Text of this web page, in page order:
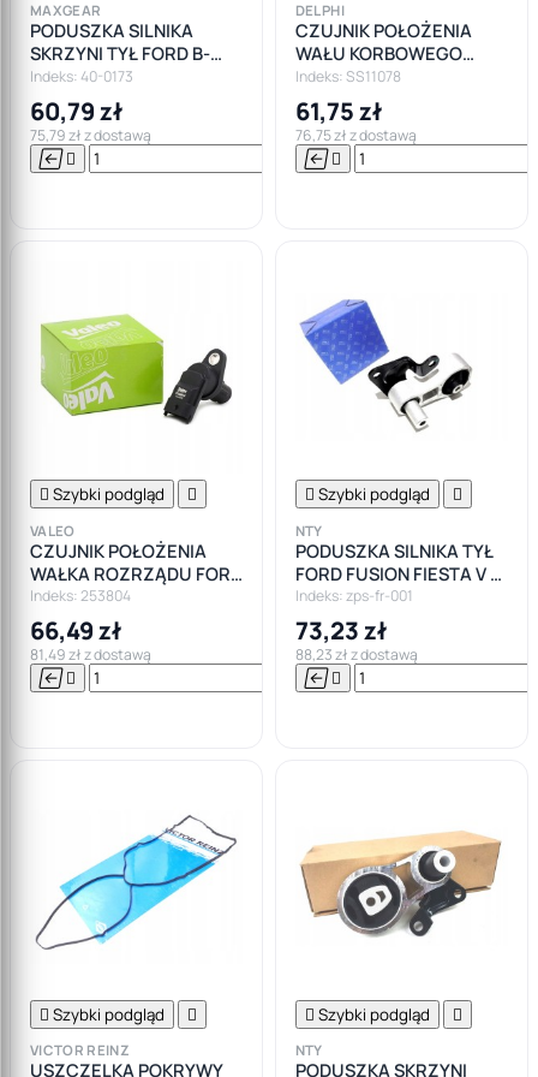
MAXGEAR
PODUSZKA SILNIKA
SKRZYNI TYŁ FORD B-
MAX FIESTA MK6 MK7
Indeks: 40-0173
60,79 zł
75,79 zł z dostawą
  

DELPHI
CZUJNIK POŁOŻENIA
WAŁU KORBOWEGO
FORD FOCUS FIESTA
MONDEO MAZDA VOLVO
Indeks: SS11078
61,75 zł
76,75 zł z dostawą
 
 Szybki podgląd 
VALEO
CZUJNIK POŁOŻENIA
WAŁKA ROZRZĄDU FORD
PEUGEOT CITROEN FIAT
OPEL
Indeks: 253804
66,49 zł
81,49 zł z dostawą
  

 Szybki podgląd 
NTY
PODUSZKA SILNIKA TYŁ
FORD FUSION FIESTA V VI
Łódź
Indeks: zps-fr-001
73,23 zł
88,23 zł z dostawą
 
 Szybki podgląd 
VICTOR REINZ
USZCZELKA POKRYWY
 Szybki podgląd 
NTY
PODUSZKA SKRZYNI